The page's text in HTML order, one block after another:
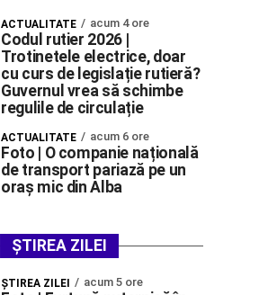
ACTUALITATE acum 4 ore
Codul rutier 2026 |
Trotinetele electrice, doar
cu curs de legislație rutieră?
Guvernul vrea să schimbe
regulile de circulație
ACTUALITATE acum 6 ore
Foto | O companie națională
de transport pariază pe un
oraș mic din Alba
ȘTIREA ZILEI
ŞTIREA ZILEI acum 5 ore